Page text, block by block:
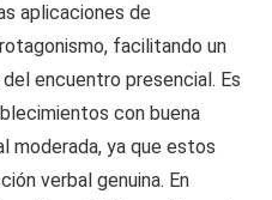
aplicaciones de
facilitando un
encuentro presencial. Es
con buena
moderada, ya que estos
verbal genuina. En